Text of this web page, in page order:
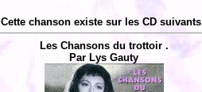
Cette chanson existe sur les CD
Les Chansons du trottoir .
Par Lys Gauty